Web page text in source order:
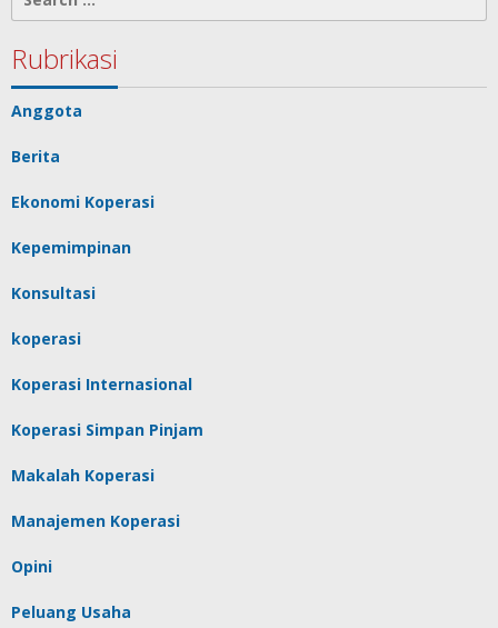
for:
Rubrikasi
Anggota
Berita
Ekonomi Koperasi
Kepemimpinan
Konsultasi
koperasi
Koperasi Internasional
Koperasi Simpan Pinjam
Makalah Koperasi
Manajemen Koperasi
Opini
Peluang Usaha